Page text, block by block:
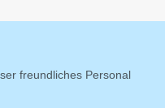
freundliches Personal